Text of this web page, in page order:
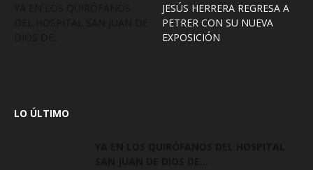
JESÚS HERRERA REGRESA A
PETRER CON SU NUEVA
EXPOSICIÓN
LO ÚLTIMO